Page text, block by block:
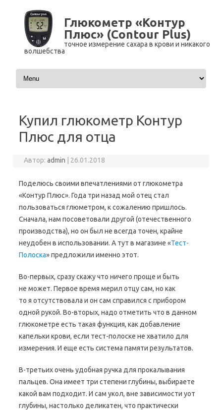
Глюкометр «Контур
Плюс» (Contour Plus)
точное измерение сахара в крови и никакого
волшебства
Перейти к содержимому
Купил глюкометр Контур
Плюс для отца
Автор:admin 26.01.2018
Поделюсь своими впечатлениями от глюкометра
«Контур Плюс». Года три назад мой отец стал
пользоваться глюметром, к сожалению пришлось.
Сначала, нам посоветовали другой (отечественного
производства), но он был не всегда точен, крайне
неудобен в использовании. А тут в магазине «Тест-
Полоска» предложили именно этот.
Во-первых, сразу скажу что ничего проще и быть
не может. Первое время мерил отцу сам, но как
то я отсутствовала и он сам справился с прибором
одной рукой. Во-вторых, надо отметить что в данном
глюкометре есть такая функция, как добавление
капельки крови, если тест-полоске не хватило для
измерения. И еще есть система памяти результатов.
В-третьих очень удобная ручка для прокалывания
пальцев. Она имеет три степени глубины, выбираете
какой вам подходит. И сам укол, вне зависимости уот
глубины, настолько деликатен, что практически